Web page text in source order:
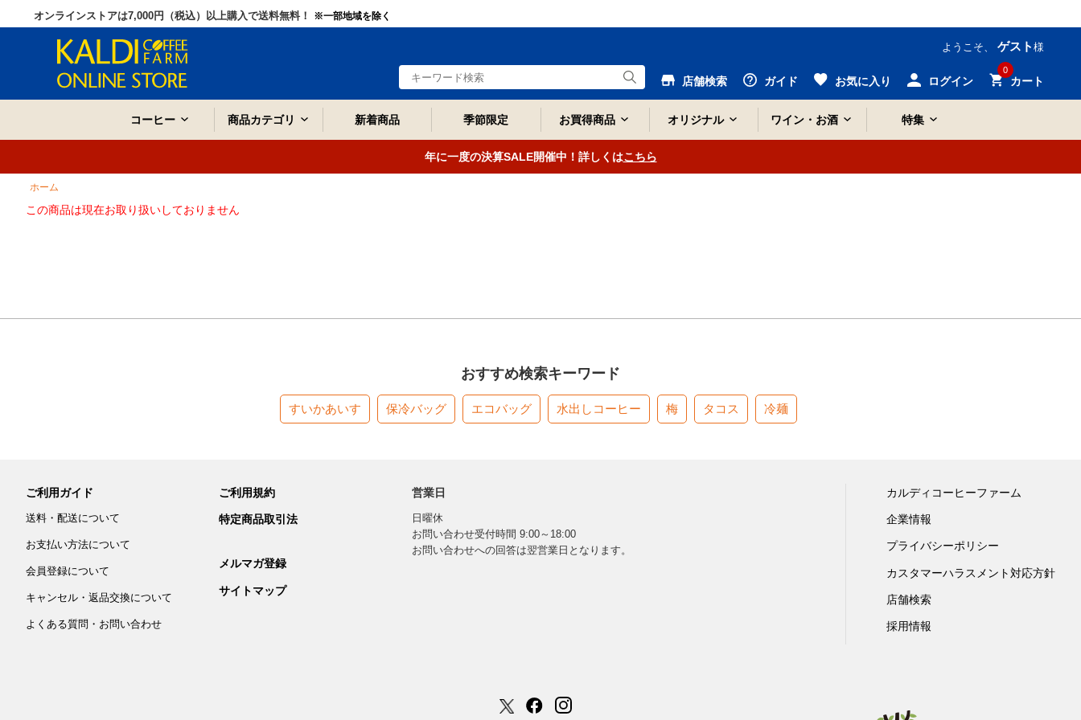
オンラインストアは7,000円（税込）以上購入で送料無料！ ※一部地域を除く
ようこそ、 ゲスト 様
店舗検索 ガイド お気に入り ログイン
0
カート
コーヒー 商品カテゴリ 新着商品 季節限定 お買得商品 オリジナル ワイン・お酒 特集
年に一度の決算SALE開催中！詳しくはこちら
ホーム
この商品は現在お取り扱いしておりません
おすすめ検索キーワード
すいかあいす 保冷バッグ エコバッグ 水出しコーヒー 梅 タコス 冷麺
ご利用ガイド
送料・配送について
お支払い方法について
会員登録について
キャンセル・返品交換について
よくある質問・お問い合わせ
ご利用規約
特定商品取引法
メルマガ登録
サイトマップ
営業日
日曜休
お問い合わせ受付時間 9:00～18:00
お問い合わせへの回答は翌営業日となります。
カルディコーヒーファーム
企業情報
プライバシーポリシー
カスタマーハラスメント対応方針
店舗検索
採用情報